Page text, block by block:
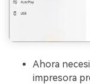
Ahora
impresora